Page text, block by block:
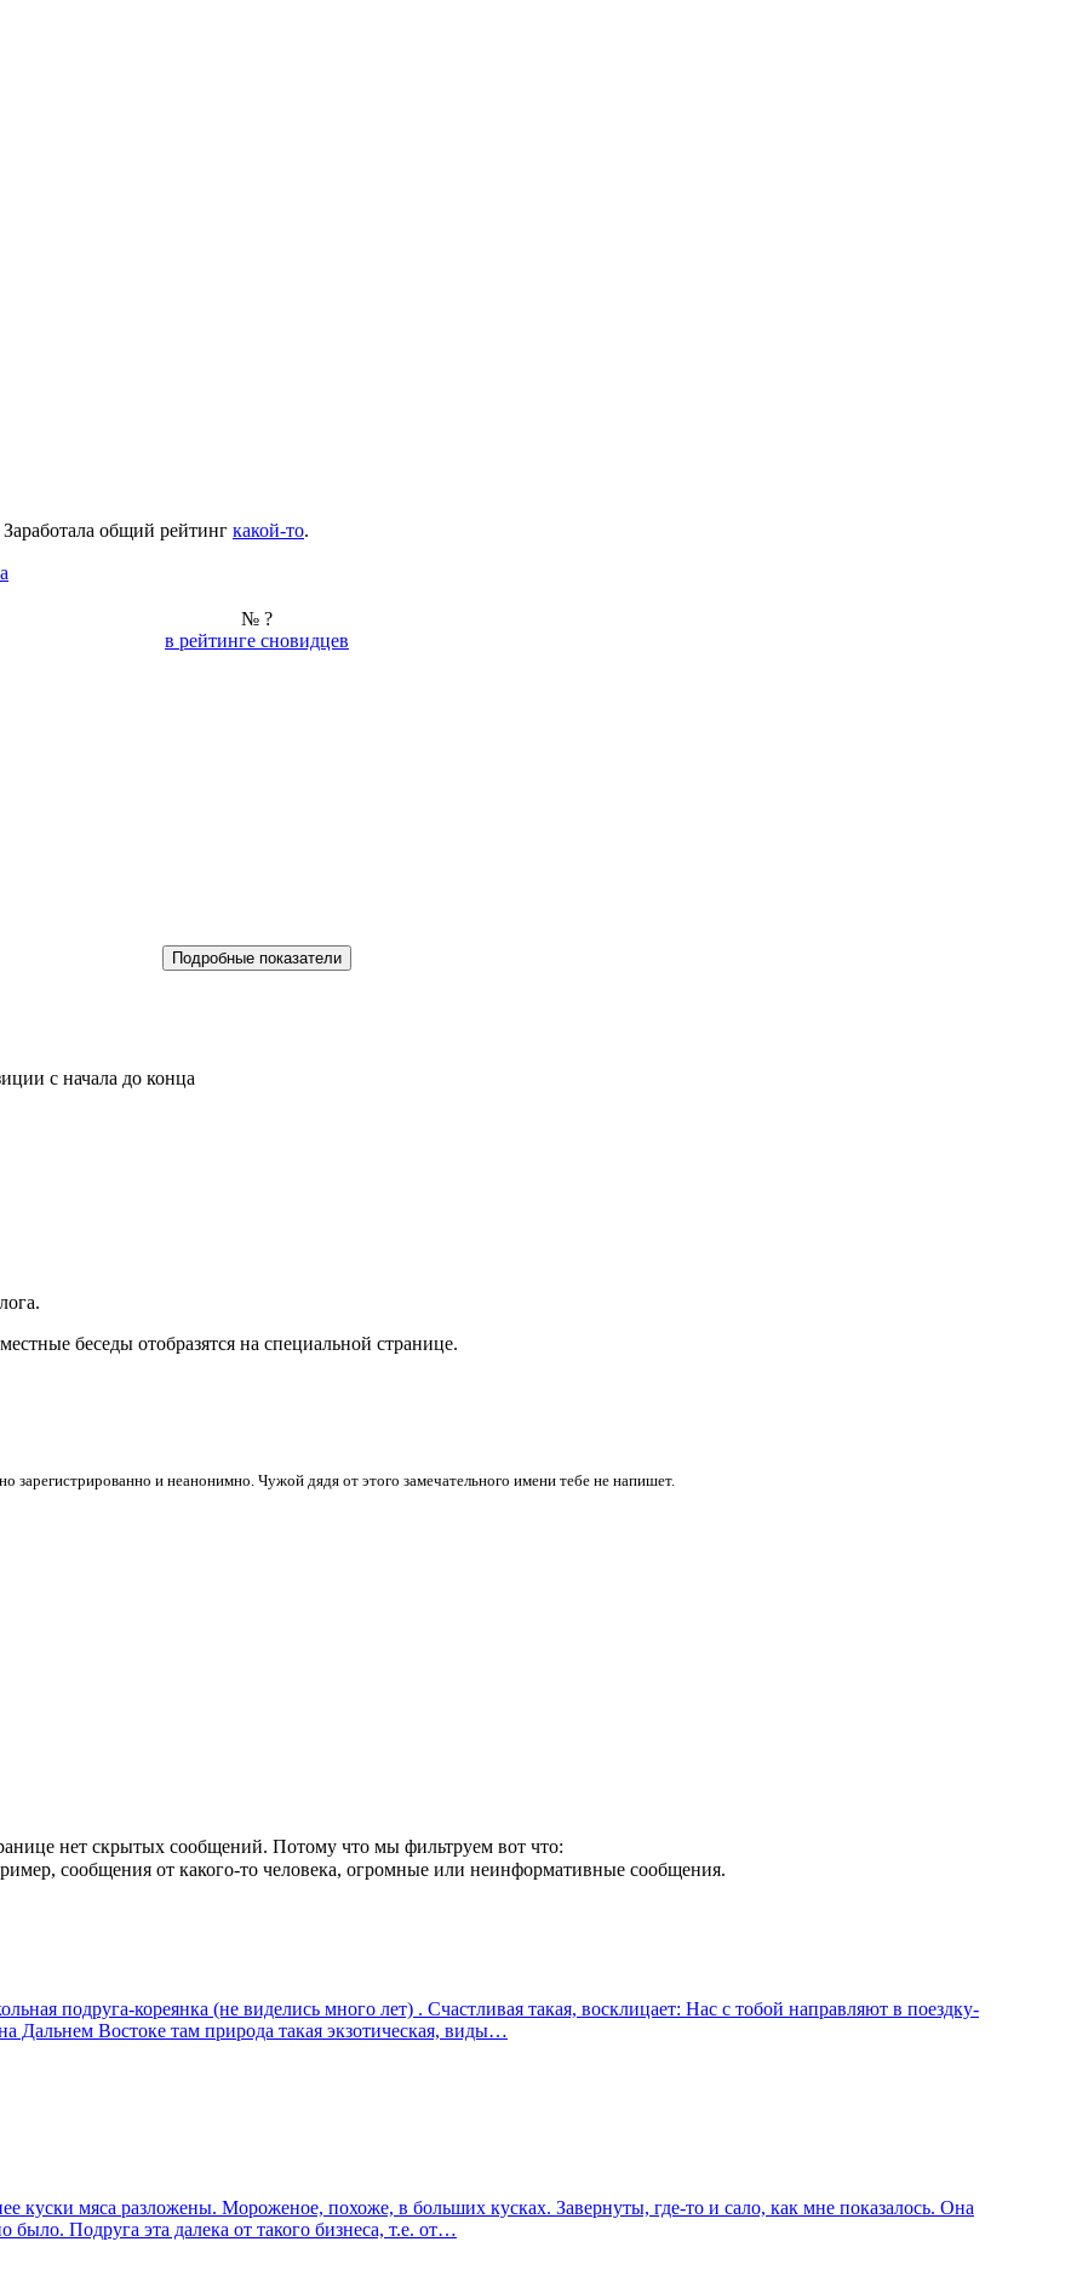
Заработала общий рейтинг какой-то.
№ ?
в рейтинге сновидцев
Подробные показатели
c начала до конца
беседы отобразятся на специальной странице.
и неанонимно. Чужой дядя от этого замечательного имени тебе не напишет.
нет скрытых сообщений. Потому что мы фильтруем вот что:
сообщения от какого-то человека, огромные или неинформативные сообщения.
подруга-кореянка (не виделись много лет) . Счастливая такая, восклицает: Нас с тобой направляют в поездку-
Востоке там природа такая экзотическая, виды…
куски мяса разложены. Мороженое, похоже, в больших кусках. Завернуты, где-то и сало, как мне показалось. Она
Подруга эта далека от такого бизнеса, т.е. от…